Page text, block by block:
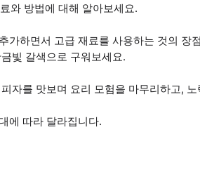
와 방법에 대해 알아보세요.
가하면서 고급 재료를 사용하는 것의 장
빛 갈색으로 구워보세요.
자를 맛보며 요리 모험을 마무리하고,
에 따라 달라집니다.